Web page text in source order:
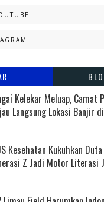
Kelekar Meluap, Camat
Langsung Lokasi Banjir
Kesehatan Kukuhkan
Z Jadi Motor Literasi